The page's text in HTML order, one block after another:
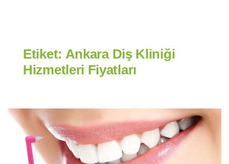
Etiket: Ankara Diş Kliniği
Hizmetleri Fiyatları